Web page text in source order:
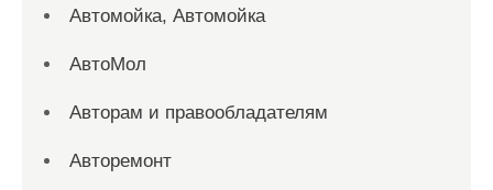
Автомойка, Автомойка
АвтоМол
Авторам и правообладателям
Авторемонт